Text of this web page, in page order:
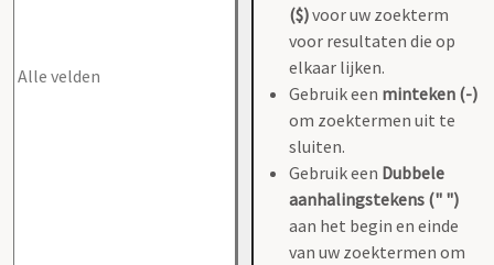
($)voor uw zoekterm
voor resultaten die op
elkaar lijken.
Gebruik een minteken (-)
om zoektermen uit te
sluiten.
Gebruik een Dubbele
aanhalingstekens (" ")
aan het begin en einde
van uw zoektermen om